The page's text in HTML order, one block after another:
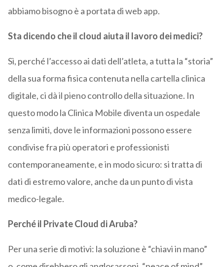
abbiamo bisogno è a portata di web app.
Sta dicendo che il cloud aiuta il lavoro dei medici?
Sì, perché l’accesso ai dati dell’atleta, a tutta la “storia”
della sua forma fisica contenuta nella cartella clinica
digitale, ci dà il pieno controllo della situazione. In
questo modo la Clinica Mobile diventa un ospedale
senza limiti, dove le informazioni possono essere
condivise fra più operatori e professionisti
contemporaneamente, e in modo sicuro: si tratta di
dati di estremo valore, anche da un punto di vista
medico-legale.
Perché il Private Cloud di Aruba?
Per una serie di motivi: la soluzione è “chiavi in mano”